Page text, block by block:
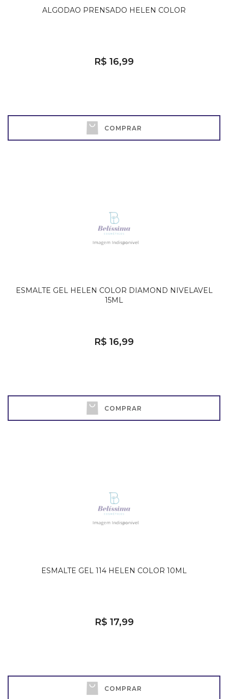
ALGODAO PRENSADO HELEN COLOR
R$ 16,99
COMPRAR
ESMALTE GEL HELEN COLOR DIAMOND NIVELAVEL
15ML
R$ 16,99
COMPRAR
ESMALTE GEL 114 HELEN COLOR 10ML
R$ 17,99
COMPRAR